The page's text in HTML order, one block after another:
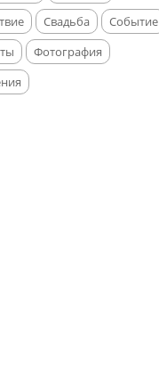
Свадьба
Событие
Фотография